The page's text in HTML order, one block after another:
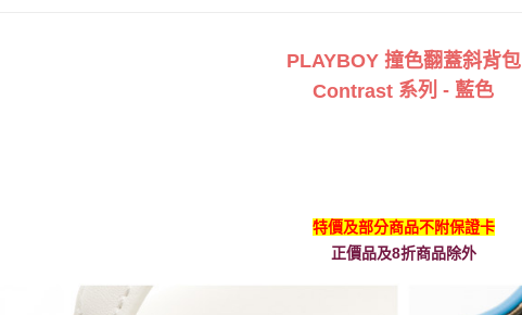
PLAYBOY 撞色翻蓋斜背包
Contrast 系列 - 藍色
特價及部分商品不附保證卡
正價品及8折商品除外